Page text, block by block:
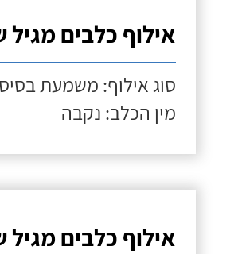
אילוף כלבים
סוג אילוף: משמעת
מין הכלב: נקבה
אילוף כלבים